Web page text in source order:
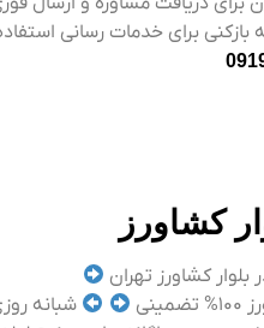
برای خدمات رسانی
کشاورز
بلوار کشاورز تهران
شبانه